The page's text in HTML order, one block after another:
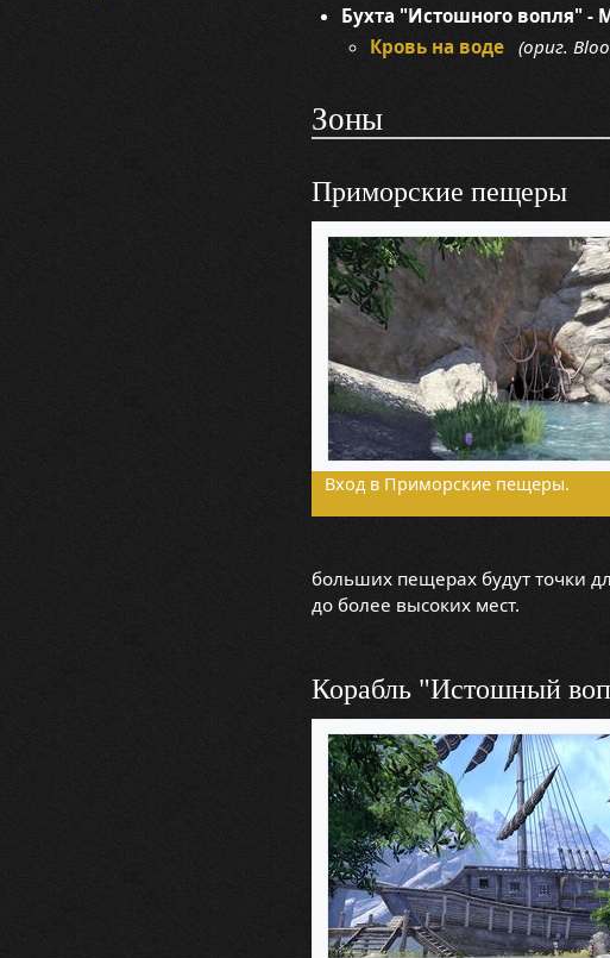
Бухта "Истошного вопля" -
Кровь на воде (ориг.
Зоны
Приморские пещеры
Вход в Приморские пещеры.
больших пещерах будут точки
до более высоких мест.
Корабль "Истошный